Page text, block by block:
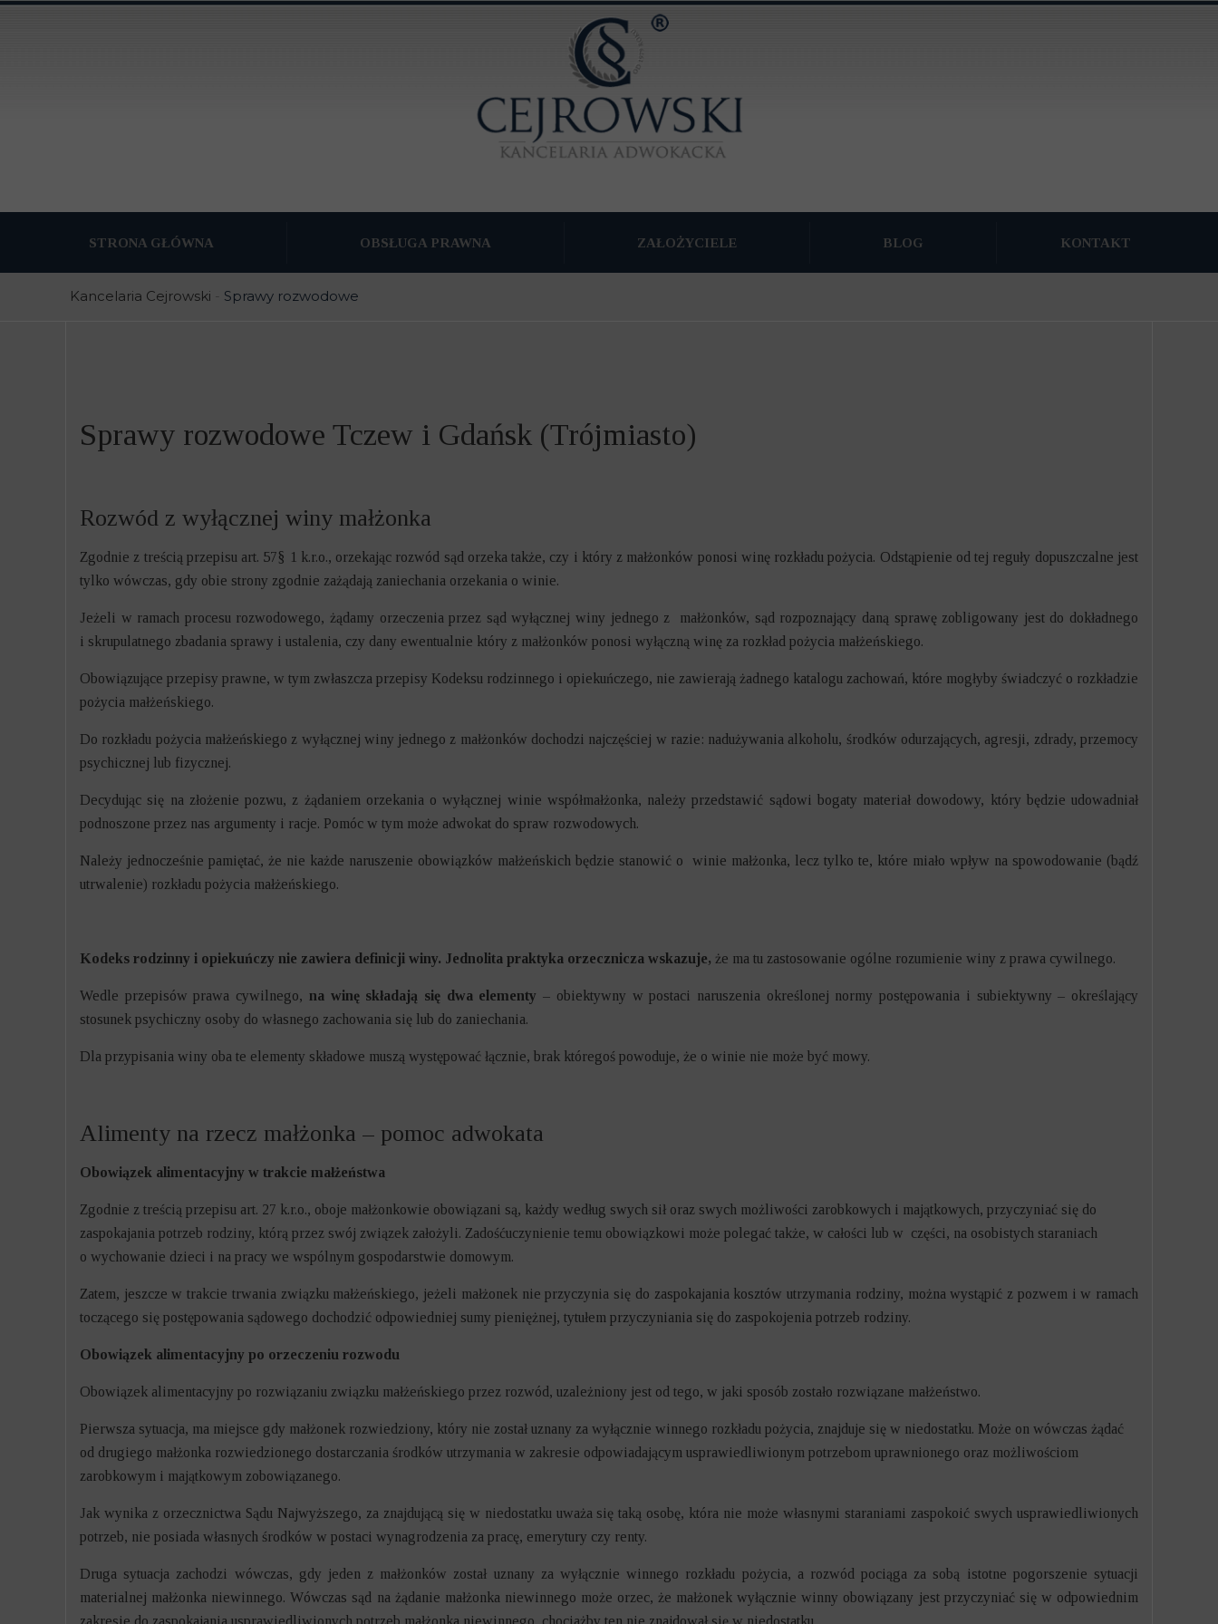
STRONA GŁÓWNA OBSŁUGA PRAWNA
OBSŁUGA PROCESÓW INWESTYCYJNYCH
PRAWO GOSPODARCZE
SPRAWY KARNE
SPRAWY RODZINNE I ALIMENTY
ZAŁOŻYCIELE BLOG KONTAKT
Kancelaria Cejrowski - Sprawy rozwodowe
Sprawy rozwodowe Tczew i Gdańsk (Trójmiasto)
Rozwód z wyłącznej winy małżonka
Zgodnie z treścią przepisu art. 57§ 1 k.r.o., orzekając rozwód sąd orzeka także, czy i który z małżonków ponosi winę rozkładu pożycia. Odstąpienie od tej reguły dopuszczalne jest
tylko wówczas, gdy obie strony zgodnie zażądają zaniechania orzekania o winie.
Jeżeli w ramach procesu rozwodowego, żądamy orzeczenia przez sąd wyłącznej winy jednego z małżonków, sąd rozpoznający daną sprawę zobligowany jest do dokładnego
i skrupulatnego zbadania sprawy i ustalenia, czy dany ewentualnie który z małżonków ponosi wyłączną winę za rozkład pożycia małżeńskiego.
Obowiązujące przepisy prawne, w tym zwłaszcza przepisy Kodeksu rodzinnego i opiekuńczego, nie zawierają żadnego katalogu zachowań, które mogłyby świadczyć o rozkładzie
pożycia małżeńskiego.
Do rozkładu pożycia małżeńskiego z wyłącznej winy jednego z małżonków dochodzi najczęściej w razie: nadużywania alkoholu, środków odurzających, agresji, zdrady, przemocy
psychicznej lub fizycznej.
Decydując się na złożenie pozwu, z żądaniem orzekania o wyłącznej winie współmałżonka, należy przedstawić sądowi bogaty materiał dowodowy, który będzie udowadniał
podnoszone przez nas argumenty i racje. Pomóc w tym może adwokat do spraw rozwodowych.
Należy jednocześnie pamiętać, że nie każde naruszenie obowiązków małżeńskich będzie stanowić o winie małżonka, lecz tylko te, które miało wpływ na spowodowanie (bądź
utrwalenie) rozkładu pożycia małżeńskiego.
Kodeks rodzinny i opiekuńczy nie zawiera definicji winy. Jednolita praktyka orzecznicza wskazuje, że ma tu zastosowanie ogólne rozumienie winy z prawa cywilnego.
Wedle przepisów prawa cywilnego, na winę składają się dwa elementy – obiektywny w postaci naruszenia określonej normy postępowania i subiektywny – określający
stosunek psychiczny osoby do własnego zachowania się lub do zaniechania.
Dla przypisania winy oba te elementy składowe muszą występować łącznie, brak któregoś powoduje, że o winie nie może być mowy.
Alimenty na rzecz małżonka – pomoc adwokata
Obowiązek alimentacyjny w trakcie małżeństwa
Zgodnie z treścią przepisu art. 27 k.r.o., oboje małżonkowie obowiązani są, każdy według swych sił oraz swych możliwości zarobkowych i majątkowych, przyczyniać się do
zaspokajania potrzeb rodziny, którą przez swój związek założyli. Zadośćuczynienie temu obowiązkowi może polegać także, w całości lub w części, na osobistych staraniach
o wychowanie dzieci i na pracy we wspólnym gospodarstwie domowym.
Zatem, jeszcze w trakcie trwania związku małżeńskiego, jeżeli małżonek nie przyczynia się do zaspokajania kosztów utrzymania rodziny, można wystąpić z pozwem i w ramach
toczącego się postępowania sądowego dochodzić odpowiedniej sumy pieniężnej, tytułem przyczyniania się do zaspokojenia potrzeb rodziny.
Obowiązek alimentacyjny po orzeczeniu rozwodu
Obowiązek alimentacyjny po rozwiązaniu związku małżeńskiego przez rozwód, uzależniony jest od tego, w jaki sposób zostało rozwiązane małżeństwo.
Pierwsza sytuacja, ma miejsce gdy małżonek rozwiedziony, który nie został uznany za wyłącznie winnego rozkładu pożycia, znajduje się w niedostatku. Może on wówczas żądać
od drugiego małżonka rozwiedzionego dostarczania środków utrzymania w zakresie odpowiadającym usprawiedliwionym potrzebom uprawnionego oraz możliwościom
zarobkowym i majątkowym zobowiązanego.
Jak wynika z orzecznictwa Sądu Najwyższego, za znajdującą się w niedostatku uważa się taką osobę, która nie może własnymi staraniami zaspokoić swych usprawiedliwionych
potrzeb, nie posiada własnych środków w postaci wynagrodzenia za pracę, emerytury czy renty.
Druga sytuacja zachodzi wówczas, gdy jeden z małżonków został uznany za wyłącznie winnego rozkładu pożycia, a rozwód pociąga za sobą istotne pogorszenie sytuacji
materialnej małżonka niewinnego. Wówczas sąd na żądanie małżonka niewinnego może orzec, że małżonek wyłącznie winny obowiązany jest przyczyniać się w odpowiednim
zakresie do zaspokajania usprawiedliwionych potrzeb małżonka niewinnego, chociażby ten nie znajdował się w niedostatku.